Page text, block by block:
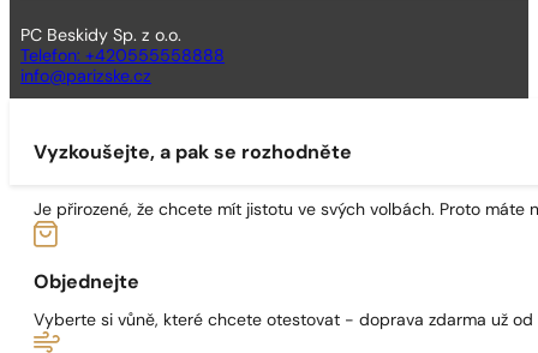
PC Beskidy Sp. z o.o.
Telefon: +420555558888
info@parizske.cz
Vyzkoušejte, a pak se rozhodněte
Je přirozené, že chcete mít jistotu ve svých volbách. Proto máte
Objednejte
Vyberte si vůně, které chcete otestovat - doprava zdarma už